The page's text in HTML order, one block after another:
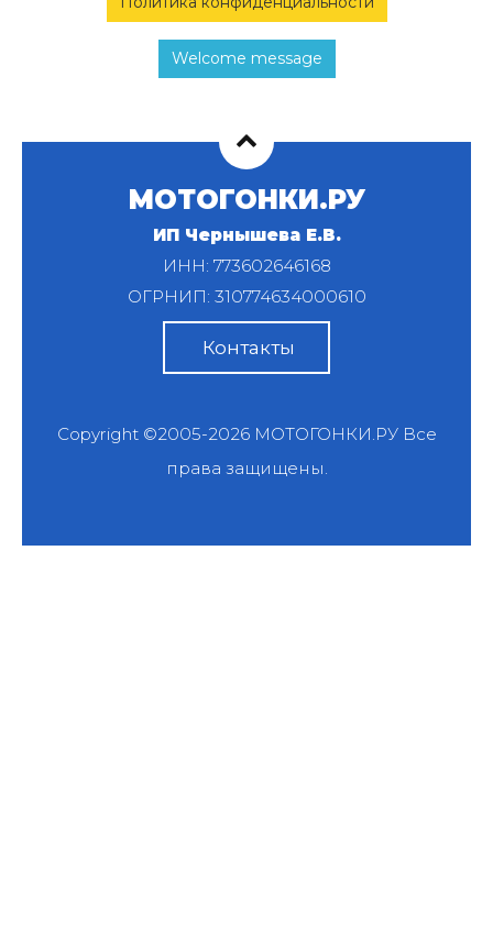
Welcome message
МОТОГОНКИ.РУ
ИП Чернышева Е.В.
ИНН: 773602646168
ОГРНИП: 310774634000610
Контакты
Copyright ©2005-2026 МОТОГОНКИ.РУВсе
права защищены.